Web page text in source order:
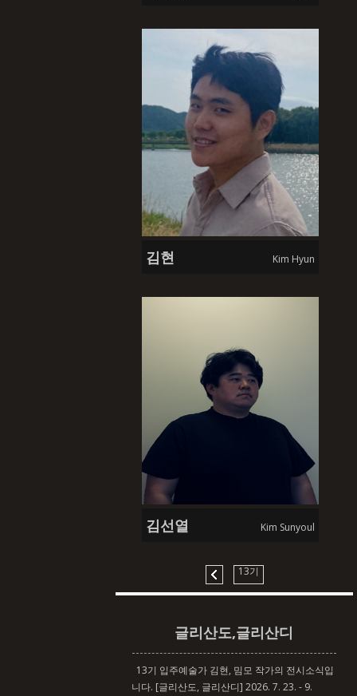
김현 Kim Hyun
김선열 Kim Sunyoul
13기
이곳에 도착하여
12기 입주예술가 용선 작가의 전시 소식입니
다. [이곳에 도착하여] 2026. 6. 26. - 7. 24.충남창
작스튜디오
2026.06.24
Balance in Motion
다. [Balance in Motion​] 2026.5.14. -
10기 입주예술가 신재은 작가의 전시 소식입니
다. [처음의 온도] 2026. 5. 7. - 6. 28.뮤지엄호두
전시실 초리
글리산도,글리산디
13기 입주예술가 김현, 밈모 작가의 전시소식입
니다. [글리산도, 글리산디] 2026. 7. 23. - 9.